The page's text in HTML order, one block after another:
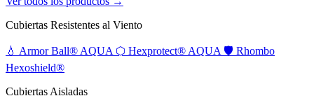
Cubiertas Resistentes al Viento
💧 Armor Ball® AQUA ⬡ Hexprotect® AQUA 🛡️ Rhombo
Hexoshield®
Cubiertas Aisladas